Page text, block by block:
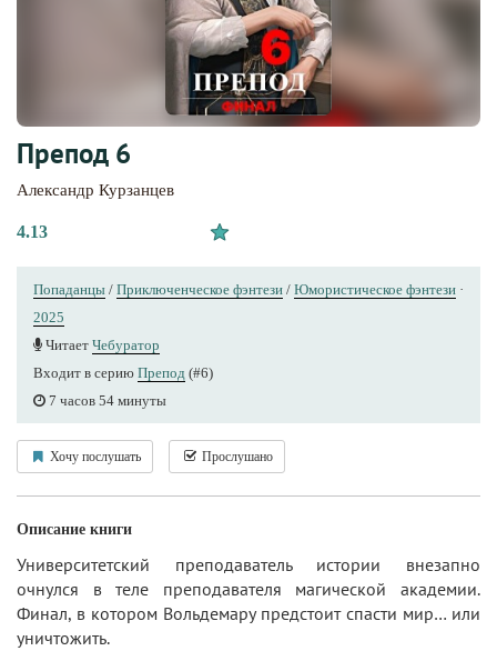
Препод 6
Александр Курзанцев
4.13
Попаданцы / Приключенческое фэнтези / Юмористическое фэнтези ·
2025
Читает Чебуратор
Входит в серию Препод (#6)
7 часов 54 минуты
Хочу послушать Прослушано
Описание книги
Университетский преподаватель истории внезапно
очнулся в теле преподавателя магической академии.
Финал, в котором Вольдемару предстоит спасти мир… или
уничтожить.